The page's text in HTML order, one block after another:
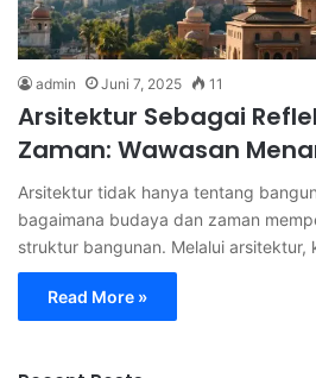
admin Juni 7, 2025 11
Arsitektur Sebagai
Zaman: Wawasan
Arsitektur tidak hanya tentang
bagaimana budaya dan zaman
struktur bangunan. Melalui arsitektur,
Read More »